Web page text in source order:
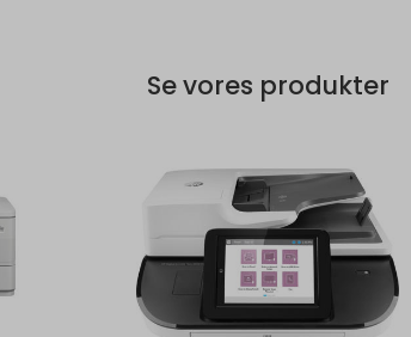
Se vores produkter